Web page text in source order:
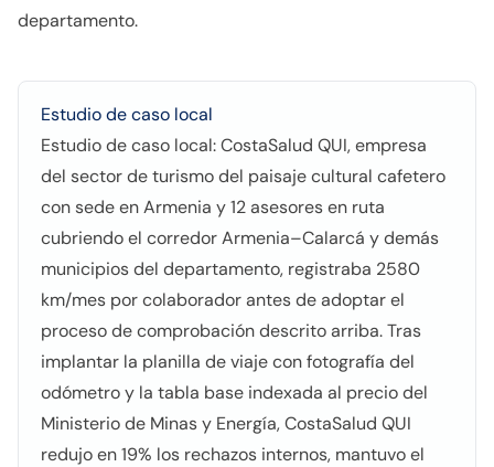
departamento.
Estudio de caso local
Estudio de caso local: CostaSalud QUI, empresa
del sector de turismo del paisaje cultural cafetero
con sede en Armenia y 12 asesores en ruta
cubriendo el corredor Armenia–Calarcá y demás
municipios del departamento, registraba 2580
km/mes por colaborador antes de adoptar el
proceso de comprobación descrito arriba. Tras
implantar la planilla de viaje con fotografía del
odómetro y la tabla base indexada al precio del
Ministerio de Minas y Energía, CostaSalud QUI
redujo en 19% los rechazos internos, mantuvo el